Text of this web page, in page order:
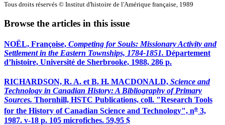
Tous droits réservés © Institut d'histoire de l'Amérique française, 1989
Browse the articles in this issue
NOËL, Françoise, Competing for Souls: Missionary Activity and
Settlement in the Eastern Townships, 1784-1851. Département
d’histoire, Université de Sherbrooke, 1988, 286 p.
RICHARDSON, R. A. et B. H. MACDONALD, Science and
Technology in Canadian History: A Bibliography of Primary
Sources. Thornhill, HSTC Publications, coll. "Research Tools
for the History of Canadian Science and Technology", no 3,
1987. v-18 p. 105 microfiches. 59,95 $